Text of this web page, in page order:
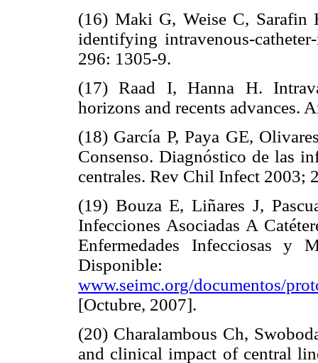
(16) Maki G, Weise C, Sarafin
identifying intravenous-
296: 1305-9.
(17) Raad I, Hanna H.
horizons and recents advances.
(18) García P, Paya GE,
Consenso. Diagnóstico de las
centrales. Rev Chil Infect 2003;
(19) Bouza E, Liñares J,
Infecciones Asociadas A
Enfermedades Infecciosas y
Disponible:
www.seimc.org/documentos/
[Octubre, 2007].
(20) Charalambous Ch,
and clinical impact of central